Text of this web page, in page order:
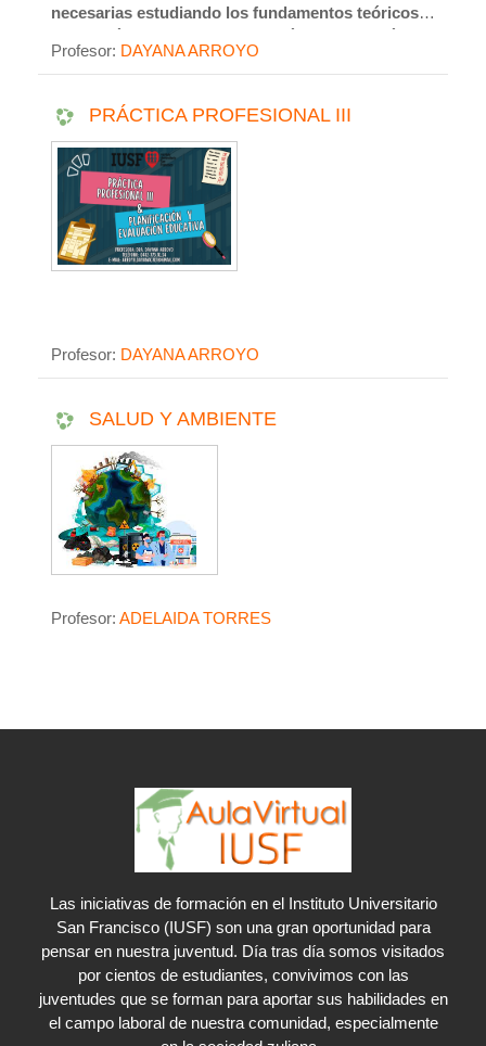
necesarias estudiando los fundamentos teóricos-
Educativa para su aplicación en el acto didáctico".
Profesor: DAYANA ARROYO
PRÁCTICA PROFESIONAL III
Profesor: DAYANA ARROYO
SALUD Y AMBIENTE
Profesor: ADELAIDA TORRES
Las iniciativas de formación en el Instituto Universitario
San Francisco (IUSF) son una gran oportunidad para
pensar en nuestra juventud. Día tras día somos visitados
por cientos de estudiantes, convivimos con las
juventudes que se forman para aportar sus habilidades en
el campo laboral de nuestra comunidad, especialmente